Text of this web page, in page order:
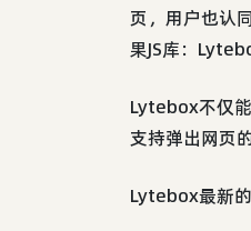
页，用户也认
果JS库：
Lytebox不仅
支持弹出网页
Lytebox最新的